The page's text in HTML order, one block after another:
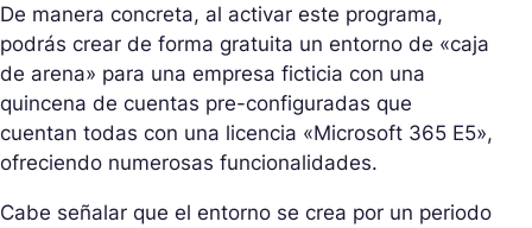
De manera concreta, al activar este programa,
podrás crear de forma gratuita un entorno de «caja
de arena» para una empresa ficticia con una
quincena de cuentas pre-configuradas que
cuentan todas con una licencia «Microsoft 365 E5»,
ofreciendo numerosas funcionalidades.
Cabe señalar que el entorno se crea por un periodo